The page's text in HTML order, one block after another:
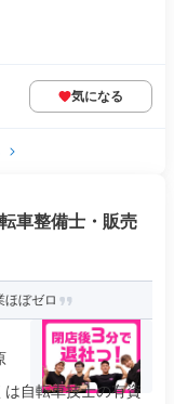
気になる
車整備士・販売
ほぼゼロ
自転車技士の有資